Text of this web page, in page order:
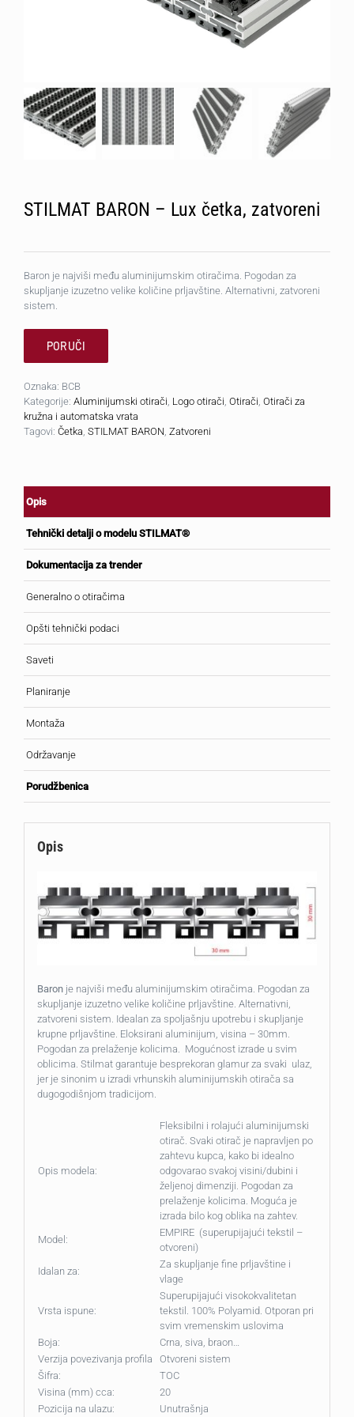
STILMAT BARON – Lux četka, zatvoreni
Baron je najviši među aluminijumskim otiračima. Pogodan za
skupljanje izuzetno velike količine prljavštine. Alternativni, zatvoreni
sistem.
PORUČI
Oznaka: BCB
Kategorije: Aluminijumski otirači, Logo otirači, Otirači, Otirači za
kružna i automatska vrata
Tagovi: Četka, STILMAT BARON, Zatvoreni
Opis
Tehnički detalji o modelu STILMAT®
Dokumentacija za trender
Generalno o otiračima
Opšti tehnički podaci
Saveti
Planiranje
Montaža
Održavanje
Porudžbenica
Opis
Baronje najviši među aluminijumskim otiračima. Pogodan za
skupljanje izuzetno velike količine prljavštine. Alternativni,
zatvoreni sistem. Idealan za spoljašnju upotrebu i skupljanje
krupne prljavštine. Eloksirani aluminijum, visina – 30mm.
Pogodan za prelaženje kolicima. Mogućnost izrade u svim
oblicima. Stilmat garantuje besprekoran glamur za svaki ulaz,
jer je sinonim u izradi vrhunskih aluminijumskih otirača sa
dugogodišnjom tradicijom.
Opis modela:
Fleksibilni i rolajući aluminijumski
otirač. Svaki otirač je napravljen po
zahtevu kupca, kako bi idealno
odgovarao svakoj visini/dubini i
željenoj dimenziji. Pogodan za
prelaženje kolicima. Moguća je
izrada bilo kog oblika na zahtev.
Model:
EMPIRE (superupijajući tekstil –
otvoreni)
Idalan za:
Za skupljanje fine prljavštine i
vlage
Vrsta ispune:
Superupijajući visokokvalitetan
tekstil. 100% Polyamid. Otporan pri
svim vremenskim uslovima
Boja:
Crna, siva, braon…
Verzija povezivanja profila
Otvoreni sistem
Šifra:
TOC
Visina (mm) cca:
20
Pozicija na ulazu:
Unutrašnja